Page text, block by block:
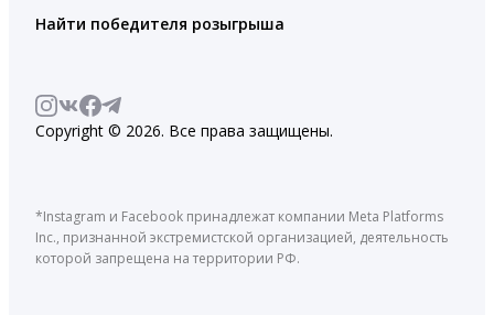
Найти победителя розыгрыша
Copyright © 2026. Все права защищены.
*Instagram и Facebook принадлежат компании Meta Platforms
Inc., признанной экстремистской организацией, деятельность
которой запрещена на территории РФ.